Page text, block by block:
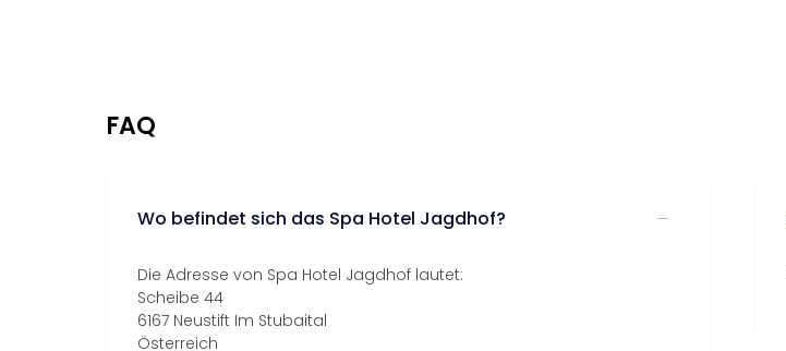
FAQ
Wo befindet sich das Spa Hotel Jagdhof?
Die Adresse von Spa Hotel Jagdhof lautet:
Scheibe 44
6167 Neustift Im Stubaital
Österreich